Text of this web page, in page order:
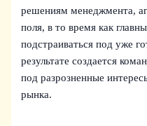
решениям менеджмента,
поля, в то время как
подстраиваться под уже
результате создается
под разрозненные
рынка.